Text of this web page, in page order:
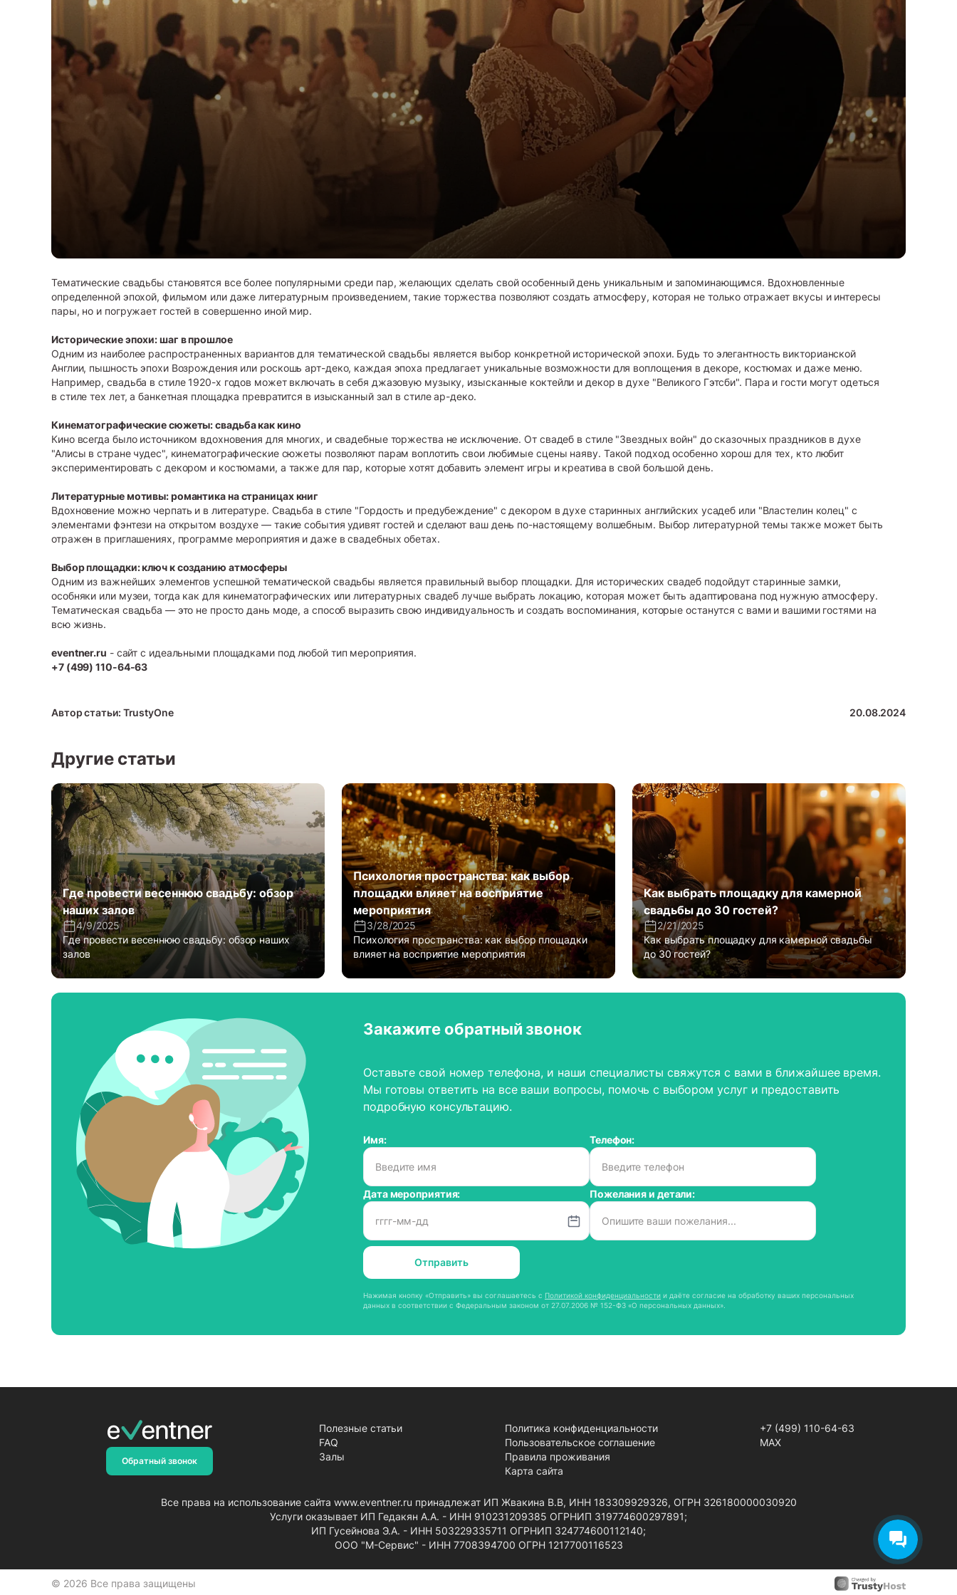
Тематические свадьбы становятся все более популярными среди пар, желающих сделать свой особенный день уникальным и запоминающимся. Вдохновленные
определенной эпохой, фильмом или даже литературным произведением, такие торжества позволяют создать атмосферу, которая не только отражает вкусы и интересы
пары, но и погружает гостей в совершенно иной мир.
Исторические эпохи: шаг в прошлое
Одним из наиболее распространенных вариантов для тематической свадьбы является выбор конкретной исторической эпохи. Будь то элегантность викторианской
Англии, пышность эпохи Возрождения или роскошь арт-деко, каждая эпоха предлагает уникальные возможности для воплощения в декоре, костюмах и даже меню.
Например, свадьба в стиле 1920-х годов может включать в себя джазовую музыку, изысканные коктейли и декор в духе "Великого Гэтсби". Пара и гости могут одеться
в стиле тех лет, а банкетная площадка превратится в изысканный зал в стиле ар-деко.
Кинематографические сюжеты: свадьба как кино
Кино всегда было источником вдохновения для многих, и свадебные торжества не исключение. От свадеб в стиле "Звездных войн" до сказочных праздников в духе
"Алисы в стране чудес", кинематографические сюжеты позволяют парам воплотить свои любимые сцены наяву. Такой подход особенно хорош для тех, кто любит
экспериментировать с декором и костюмами, а также для пар, которые хотят добавить элемент игры и креатива в свой большой день.
Литературные мотивы: романтика на страницах книг
Вдохновение можно черпать и в литературе. Свадьба в стиле "Гордость и предубеждение" с декором в духе старинных английских усадеб или "Властелин колец" с
элементами фэнтези на открытом воздухе — такие события удивят гостей и сделают ваш день по-настоящему волшебным. Выбор литературной темы также может быть
отражен в приглашениях, программе мероприятия и даже в свадебных обетах.
Выбор площадки: ключ к созданию атмосферы
Одним из важнейших элементов успешной тематической свадьбы является правильный выбор площадки. Для исторических свадеб подойдут старинные замки,
особняки или музеи, тогда как для кинематографических или литературных свадеб лучше выбрать локацию, которая может быть адаптирована под нужную атмосферу.
Тематическая свадьба — это не просто дань моде, а способ выразить свою индивидуальность и создать воспоминания, которые останутся с вами и вашими гостями на
всю жизнь.
eventner.ru - сайт с идеальными площадками под любой тип мероприятия.
+7 (499) 110-64-63
Автор статьи: TrustyOne 20.08.2024
Другие статьи
Где провести весеннюю свадьбу: обзор
наших залов
4/9/2025
Где провести весеннюю свадьбу: обзор наших
залов
Психология пространства: как выбор
площадки влияет на восприятие
мероприятия
3/28/2025
Психология пространства: как выбор площадки
влияет на восприятие мероприятия
Как выбрать площадку для камерной
свадьбы до 30 гостей?
2/21/2025
Как выбрать площадку для камерной свадьбы
до 30 гостей?
Закажите обратный звонок
Оставьте свой номер телефона, и наши специалисты свяжутся с вами в ближайшее время.
Мы готовы ответить на все ваши вопросы, помочь с выбором услуг и предоставить
подробную консультацию.
Имя: Телефон:
Дата мероприятия: Пожелания и детали:
Отправить
Нажимая кнопку «Отправить» вы соглашаетесь с Политикой конфиденциальности и даёте согласие на обработку ваших персональных
данных в соответствии с Федеральным законом от 27.07.2006 № 152-ФЗ «О персональных данных».
Обратный звонок
Полезные статьи
FAQ
Залы
Политика конфиденциальности
Пользовательское соглашение
Правила проживания
Карта сайта
+7 (499) 110-64-63
MAX
Все права на использование сайта www.eventner.ru принадлежат ИП Жвакина В.В, ИНН 183309929326, ОГРН 326180000030920
Услуги оказывает ИП Гедакян А.А. - ИНН 910231209385 ОГРНИП 319774600297891;
ИП Гусейнова Э.А. - ИНН 503229335711 ОГРНИП 324774600112140;
ООО "М-Сервис" - ИНН 7708394700 ОГРН 1217700116523
© 2026 Все права защищены